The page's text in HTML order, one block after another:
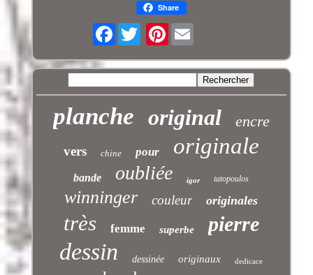
Share
Facebook Pinterest
planche original encre
vers chine pour originale
bande oubliée igor tatopoulos
winninger couleur originales
très femme superbe pierre
dessin dessinée originaux dedicace